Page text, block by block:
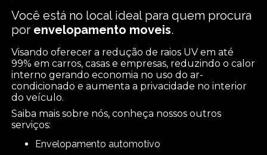
Você está no local ideal para quem procura
por envelopamento moveis.
Visando oferecer a redução de raios UV em até
99% em carros, casas e empresas, reduzindo o calor
interno gerando economia no uso do ar-
condicionado e aumenta a privacidade no interior
do veículo.
Saiba mais sobre nós, conheça nossos outros
serviços:
envelopamento automotivo